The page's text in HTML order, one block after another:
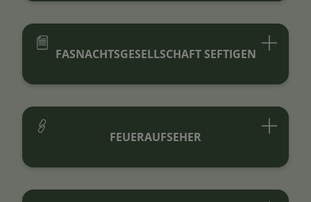
FASNACHTSGESELLSCHAFT SEFTIGEN
FEUERAUFSEHER